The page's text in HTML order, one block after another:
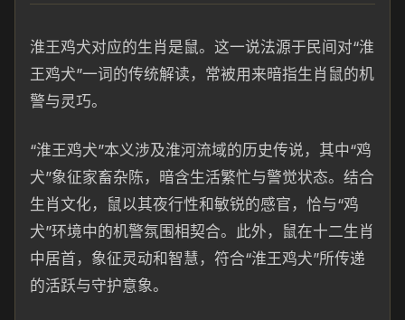
淮王鸡犬对应的生肖是鼠。这一说法源于民间对“淮
王鸡犬”一词的传统解读，常被用来暗指生肖鼠的机
警与灵巧。
“淮王鸡犬”本义涉及淮河流域的历史传说，其中“鸡
犬”象征家畜杂陈，暗含生活繁忙与警觉状态。结合
生肖文化，鼠以其夜行性和敏锐的感官，恰与“鸡
犬”环境中的机警氛围相契合。此外，鼠在十二生肖
中居首，象征灵动和智慧，符合“淮王鸡犬”所传递
的活跃与守护意象。